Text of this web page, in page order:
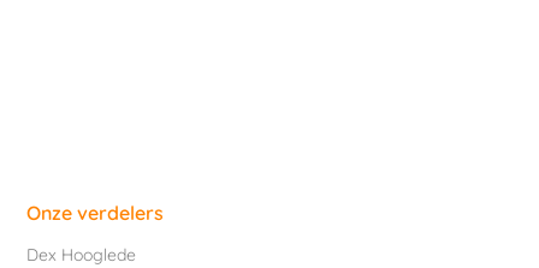
Onze verdelers
Dex Hooglede